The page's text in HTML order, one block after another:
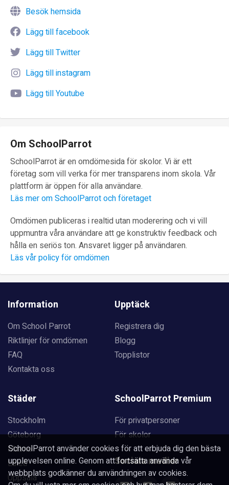
Besök hemsida
Lägg till facebook
Lägg till Twitter
Lägg till instagram
Lägg till Youtube
Om SchoolParrot
SchoolParrot är en omdömesida för skolor. Vi är ett
företag som vill verka för mer transparens inom skola. Vår
plattform är öppen för alla användare.
Läs mer om SchoolParrot och företaget
Omdömen publiceras i realtid utan moderering och vi vill
uppmuntra våra användare att ge konstruktiv feedback och
hålla en seriös ton. Ansvaret ligger på användaren.
Läs vår policy för omdömen
Information
Om School Parrot
Riktlinjer för omdömen
FAQ
Kontakta oss
Upptäck
Registrera dig
Blogg
Topplistor
Städer
Stockholm
Göteborg
Malmö
Luleå
Uppsala
SchoolParrot Premium
För privatpersoner
För skolor
Sociala medier
SchoolParrot använder cookies för att erbjuda dig den bästa
upplevelsen online. Genom att fortsätta använda vår
webbplats godkänner du användningen av cookies.